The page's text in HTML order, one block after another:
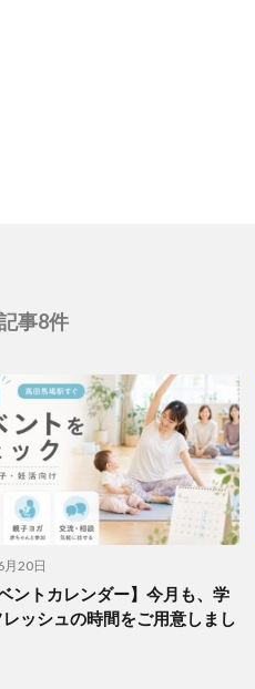
事8件
20日
ントカレンダー】今月も、学
ッシュの時間をご用意しまし